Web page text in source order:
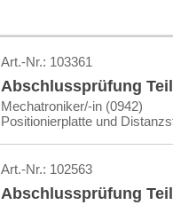
Art.-Nr.: 103361
Abschlussprüfung
Mechatroniker/-in (0942)
Positionierplatte und
Art.-Nr.: 102563
Abschlussprüfung